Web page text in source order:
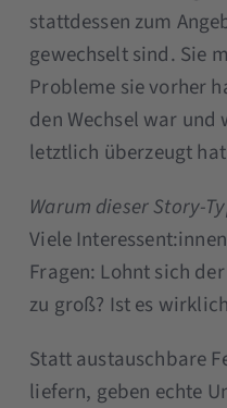
stattdessen zum
gewechselt sind. Sie
Probleme sie vorher
den Wechsel war und
letztlich überzeugt
Warum dieser Story-
Viele
Fragen: Lohnt sich
zu groß? Ist es
Statt austauschbare
liefern, geben echte